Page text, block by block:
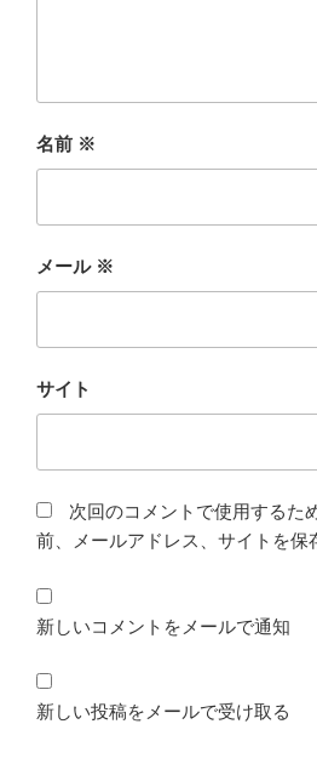
名前 ※
メール ※
サイト
次回のコメントで使用するた
前、メールアドレス、サイトを保
新しいコメントをメールで通知
新しい投稿をメールで受け取る